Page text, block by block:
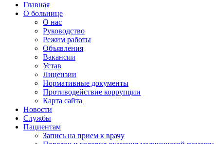
Главная
О больнице
О нас
Руководство
Режим работы
Объявления
Вакансии
Устав
Лицензии
Нормативные документы
Противодействие коррупции
Карта сайта
Новости
Службы
Пациентам
Запись на прием к врачу